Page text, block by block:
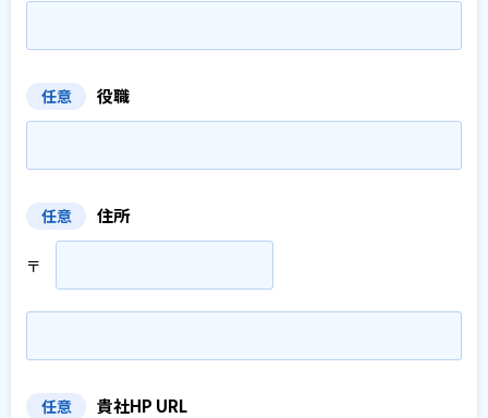
任意 役職
任意 住所
〒
任意 貴社HP URL